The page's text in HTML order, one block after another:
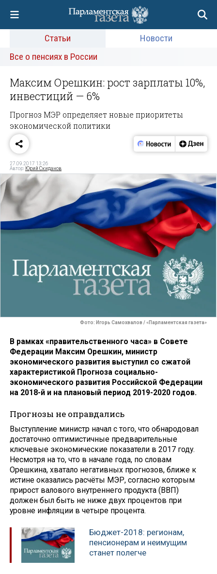
Статьи
Новости
Все о пенсиях в России
Максим Орешкин: рост зарплаты 10%,
инвестиций — 6%
Прогноз МЭР определяет новые приоритеты
экономической политики
27.09.2017 13:26
Автор: Юрий Скиданов
Фото: Игорь Самохвалов / «Парламентская газета»
В рамках «правительственного часа» в Совете
Федерации Максим Орешкин, министр
экономического развития выступил со сжатой
характеристикой Прогноза социально-
экономического развития Российской Федерации
на 2018-й и на плановый период 2019-2020 годов.
Прогнозы не оправдались
Выступление министр начал с того, что обнародовал
достаточно оптимистичные предварительные
ключевые экономические показатели в 2017 году.
Несмотря на то, что в начале года, по словам
Орешкина, хватало негативных прогнозов, ближе к
истине оказались расчёты МЭР, согласно которым
прирост валового внутреннего продукта (ВВП)
должен был быть не ниже двух процентов при
уровне инфляции в четыре процента.
Бюджет-2018: регионам,
пенсионерам и неимущим
станет полегче